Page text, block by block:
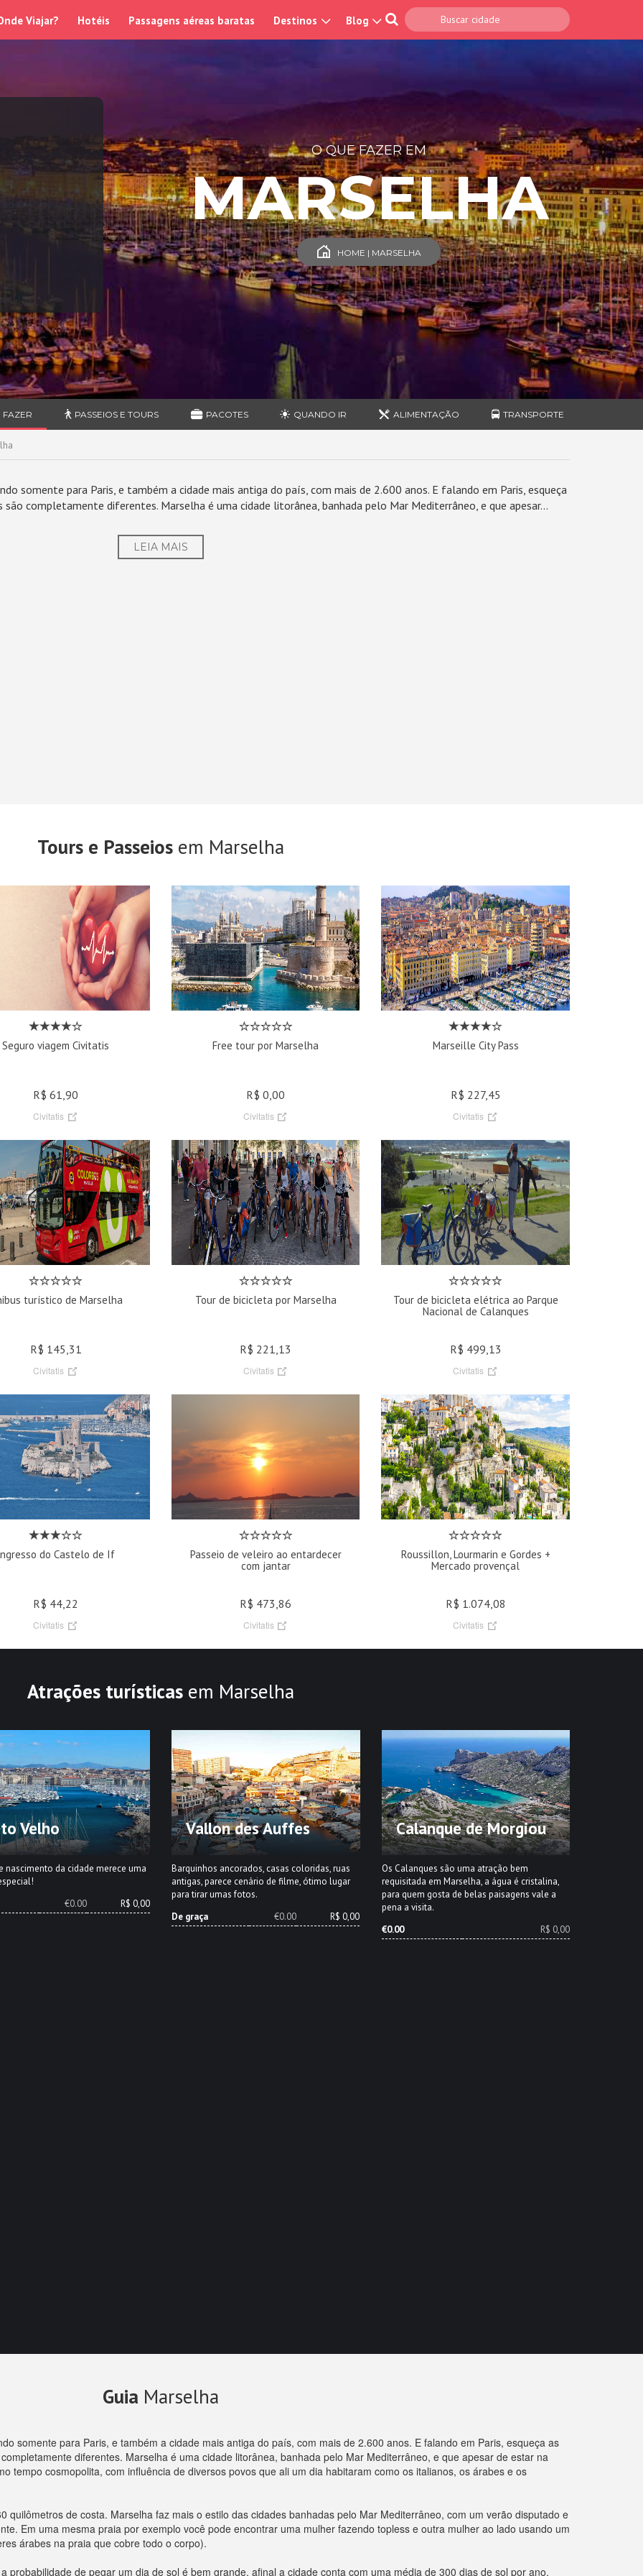
Viajar? Hotéis Passagens aéreas baratas Destinos Blog
O QUE FAZER EM
MARSELHA
HOME | MARSELHA
PASSEIOS E TOURS PACOTES QUANDO IR ALIMENTAÇÃO TRANSPORTE
somente para Paris, e também a cidade mais antiga do país, com mais de 2.600 anos. E falando em Paris, esqueça
completamente diferentes. Marselha é uma cidade litorânea, banhada pelo Mar Mediterrâneo, e que apesar...
LEIA MAIS
Tours e Passeios em Marselha
Seguro viagem Civitatis
R$ 61,90
Civitatis
Free tour por Marselha
R$ 0,00
Civitatis
Marseille City Pass
R$ 227,45
Civitatis
turístico de Marselha
R$ 145,31
Civitatis
Tour de bicicleta por Marselha
R$ 221,13
Civitatis
Tour de bicicleta elétrica ao Parque
Nacional de Calanques
R$ 499,13
Civitatis
do Castelo de If
R$ 44,22
Civitatis
Passeio de veleiro ao entardecer
com jantar
R$ 473,86
Civitatis
Roussillon, Lourmarin e Gordes +
Mercado provençal
R$ 1.074,08
Civitatis
Atrações turísticas em Marselha
Velho
nascimento da cidade merece uma
€0.00
R$ 0,00
Vallon des Auffes
Barquinhos ancorados, casas coloridas, ruas
antigas, parece cenário de filme, ótimo lugar
para tirar umas fotos.
De graça
€0.00 R$ 0,00
Calanque de Morgiou
Os Calanques são uma atração bem
requisitada em Marselha, a água é cristalina,
para quem gosta de belas paisagens vale a
pena a visita.
€0.00
R$ 0,00
Guia Marselha
somente para Paris, e também a cidade mais antiga do país, com mais de 2.600 anos. E falando em Paris, esqueça as
diferentes. Marselha é uma cidade litorânea, banhada pelo Mar Mediterrâneo, e que apesar de estar na
tempo cosmopolita, com influência de diversos povos que ali um dia habitaram como os italianos, os árabes e os
quilômetros de costa. Marselha faz mais o estilo das cidades banhadas pelo Mar Mediterrâneo, com um verão disputado e
Em uma mesma praia por exemplo você pode encontrar uma mulher fazendo topless e outra mulher ao lado usando um
árabes na praia que cobre todo o corpo).
probabilidade de pegar um dia de sol é bem grande, afinal a cidade conta com uma média de 300 dias de sol por ano.